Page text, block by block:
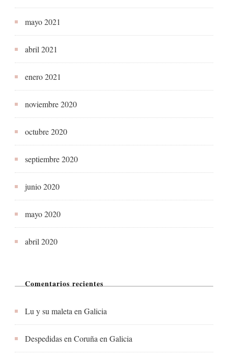
mayo 2021
abril 2021
enero 2021
noviembre 2020
octubre 2020
septiembre 2020
junio 2020
mayo 2020
abril 2020
Comentarios recientes
Lu y su maleta en Galicia
Despedidas en Coruña en Galicia